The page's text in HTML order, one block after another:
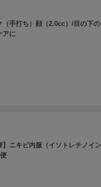
（手打ち）顔（2.0cc）/目の下
アに
】ニキビ内服（イソトレチノイ